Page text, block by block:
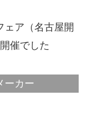
ェア（名古屋開
催でした
ーカー